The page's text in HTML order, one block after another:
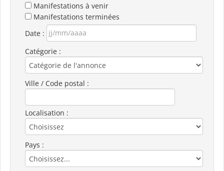
Manifestations à venir
Manifestations terminées
Date :
Catégorie :
Ville / Code postal :
Localisation :
Pays :